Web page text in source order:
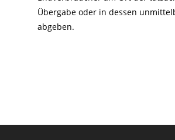
Übergabe oder in dessen
abgeben.